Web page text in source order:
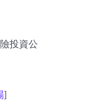
投資公
]